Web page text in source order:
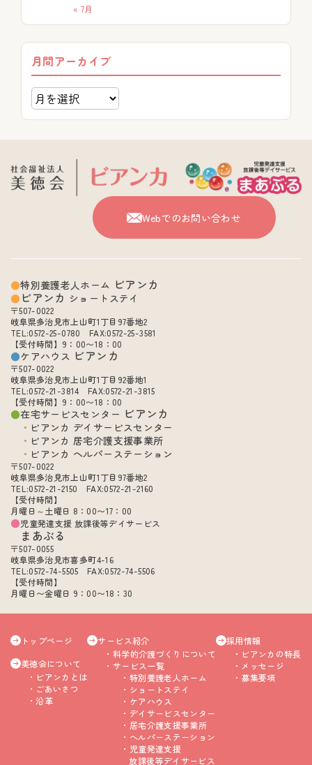
« 7月
月間アーカイブ
Webでのお問い合わせ
特別養護老人ホーム ビアンカ
ビアンカ ショートステイ
〒507-0022
岐阜県多治見市上山町1丁目97番地2
TEL:0572-25-0780 FAX:0572-25-3581
【受付時間】9：00〜18：00
ケアハウス ビアンカ
〒507-0022
岐阜県多治見市上山町1丁目92番地1
TEL:0572-21-3814 FAX:0572-21-3815
【受付時間】9：00〜18：00
在宅サービスセンター ビアンカ
ビアンカ デイサービスセンター
ビアンカ 居宅介護支援事業所
ビアンカ ヘルパーステーション
〒507-0022
岐阜県多治見市上山町1丁目97番地2
TEL:0572-21-2150 FAX:0572-21-2160
【受付時間】
月曜日～土曜日 8：00〜17：00
児童発達支援 放課後等デイサービス
まあぶる
〒507-0055
岐阜県多治見市喜多町4-16
TEL:0572-74-5505 FAX:0572-74-5506
【受付時間】
月曜日〜金曜日 9：00〜18：30
トップページ
美徳会について
ビアンカとは
ごあいさつ
沿革
サービス紹介
科学的介護づくりについて
サービス一覧
特別養護老人ホーム
ショートステイ
ケアハウス
デイサービスセンター
居宅介護支援事業所
ヘルパーステーション
児童発達支援
放課後等デイサービス
採用情報
ビアンカの特長
メッセージ
募集要項